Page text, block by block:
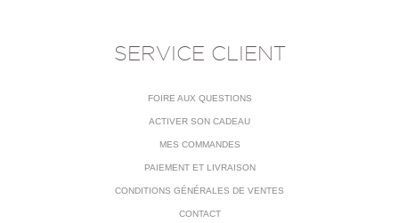
SERVICE CLIENT
FOIRE AUX QUESTIONS
ACTIVER SON CADEAU
MES COMMANDES
PAIEMENT ET LIVRAISON
CONDITIONS GÉNÉRALES DE VENTES
CONTACT